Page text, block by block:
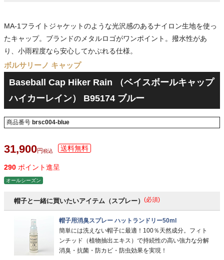
MA-1フライトジャケットのような光沢感のあるナイロン生地を使っ
たキャップ。ブランドのメタルロゴがワンポイント。撥水性があ
り、小雨程度なら安心してかぶれる仕様。
ボルサリーノ キャップ
Baseball Cap Hiker Rain （ベイスボールキャップ
ハイカーレイン） B95174 ブルー
商品番号 brsc004-blue
31,900 税込
290 ポイント進呈
オールシーズン
帽子と一緒に買いたいアイテム（スプレー） (必須)
帽子用消臭スプレー ハットランドリー50ml
簡単には洗えない帽子に最適！100％天然成分。フィト
ンチッド（植物抽出エキス）で持続性の高い強力な分解
消臭・抗菌・防カビ・防虫効果を実現！